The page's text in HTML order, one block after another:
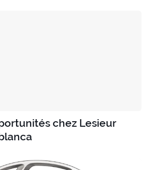
chez Lesieur